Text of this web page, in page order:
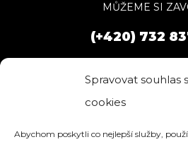
Spravovat souhlas s
cookies
Abychom poskytli co nejlepší služby,
MŮŽEME SI
(+420) 732